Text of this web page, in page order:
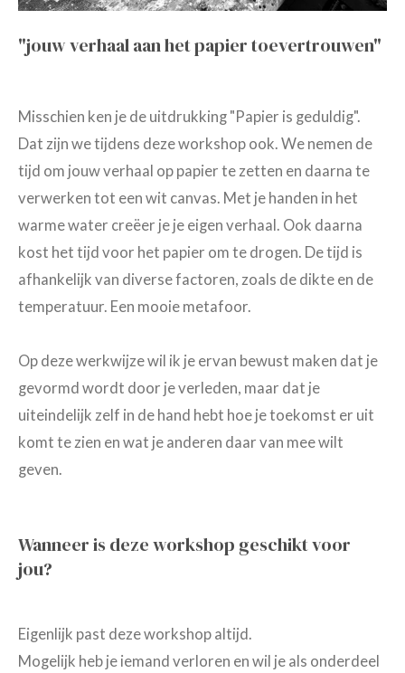
"jouw verhaal aan het papier toevertrouwen"
Misschien ken je de uitdrukking "Papier is geduldig".
Dat zijn we tijdens deze workshop ook. We nemen de
tijd om jouw verhaal op papier te zetten en daarna te
verwerken tot een wit canvas. Met je handen in het
warme water creëer je je eigen verhaal. Ook daarna
kost het tijd voor het papier om te drogen. De tijd is
afhankelijk van diverse factoren, zoals de dikte en de
temperatuur. Een mooie metafoor.
Op deze werkwijze wil ik je ervan bewust maken dat je
gevormd wordt door je verleden, maar dat je
uiteindelijk zelf in de hand hebt hoe je toekomst er uit
komt te zien en wat je anderen daar van mee wilt
geven.
Wanneer is deze workshop geschikt voor
jou?
Eigenlijk past deze workshop altijd.
Mogelijk heb je iemand verloren en wil je als onderdeel